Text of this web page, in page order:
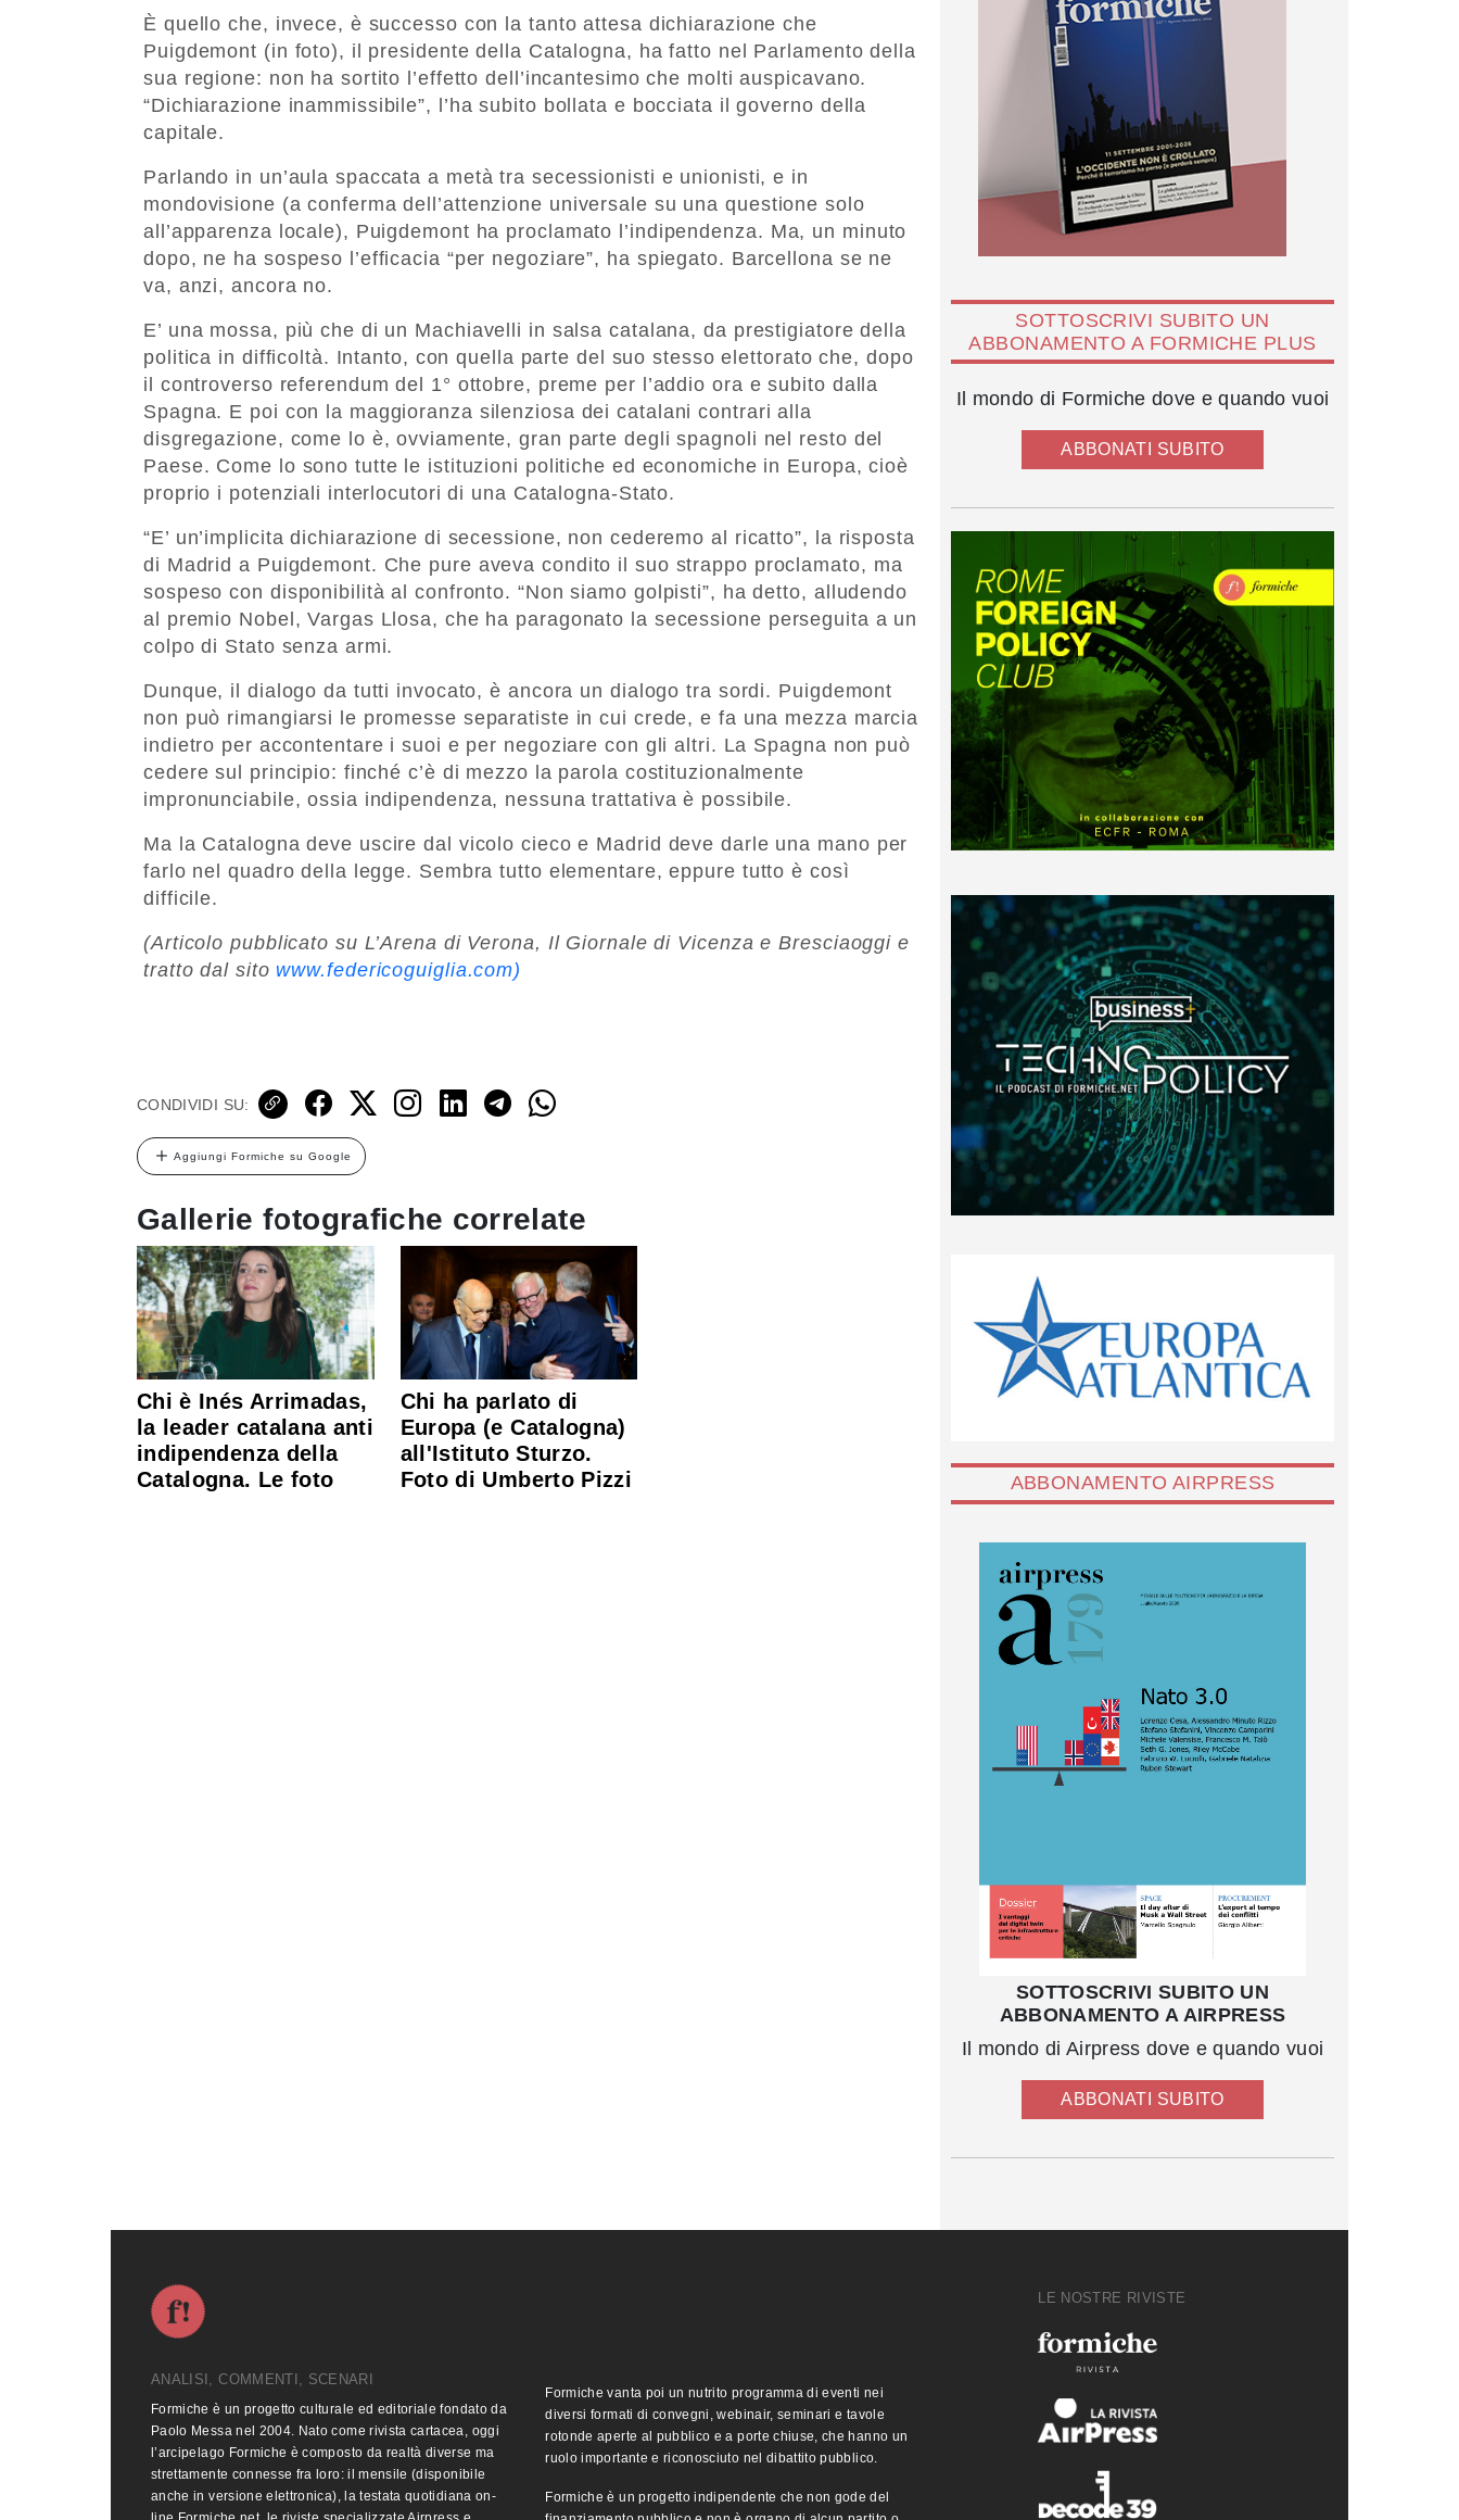
È quello che, invece, è successo con la tanto attesa dichiarazione che
Puigdemont (in foto), il presidente della Catalogna, ha fatto nel Parlamento della
sua regione: non ha sortito l’effetto dell’incantesimo che molti auspicavano.
“Dichiarazione inammissibile”, l’ha subito bollata e bocciata il governo della
capitale.
Parlando in un’aula spaccata a metà tra secessionisti e unionisti, e in
mondovisione (a conferma dell’attenzione universale su una questione solo
all’apparenza locale), Puigdemont ha proclamato l’indipendenza. Ma, un minuto
dopo, ne ha sospeso l’efficacia “per negoziare”, ha spiegato. Barcellona se ne
va, anzi, ancora no.
E’ una mossa, più che di un Machiavelli in salsa catalana, da prestigiatore della
politica in difficoltà. Intanto, con quella parte del suo stesso elettorato che, dopo
il controverso referendum del 1° ottobre, preme per l’addio ora e subito dalla
Spagna. E poi con la maggioranza silenziosa dei catalani contrari alla
disgregazione, come lo è, ovviamente, gran parte degli spagnoli nel resto del
Paese. Come lo sono tutte le istituzioni politiche ed economiche in Europa, cioè
proprio i potenziali interlocutori di una Catalogna-Stato.
“E’ un’implicita dichiarazione di secessione, non cederemo al ricatto”, la risposta
di Madrid a Puigdemont. Che pure aveva condito il suo strappo proclamato, ma
sospeso con disponibilità al confronto. “Non siamo golpisti”, ha detto, alludendo
al premio Nobel, Vargas Llosa, che ha paragonato la secessione perseguita a un
colpo di Stato senza armi.
Dunque, il dialogo da tutti invocato, è ancora un dialogo tra sordi. Puigdemont
non può rimangiarsi le promesse separatiste in cui crede, e fa una mezza marcia
indietro per accontentare i suoi e per negoziare con gli altri. La Spagna non può
cedere sul principio: finché c’è di mezzo la parola costituzionalmente
impronunciabile, ossia indipendenza, nessuna trattativa è possibile.
Ma la Catalogna deve uscire dal vicolo cieco e Madrid deve darle una mano per
farlo nel quadro della legge. Sembra tutto elementare, eppure tutto è così
difficile.
(Articolo pubblicato su L’Arena di Verona, Il Giornale di Vicenza e Bresciaoggi e
tratto dal sito www.federicoguiglia.com)
CONDIVIDI SU:
Aggiungi Formiche su Google
Gallerie fotografiche correlate
Chi è Inés Arrimadas,
la leader catalana anti
indipendenza della
Catalogna. Le foto
Chi ha parlato di
Europa (e Catalogna)
all'Istituto Sturzo.
Foto di Umberto Pizzi
SOTTOSCRIVI SUBITO UN
ABBONAMENTO A FORMICHE PLUS
Il mondo di Formiche dove e quando vuoi
ABBONATI SUBITO
ABBONAMENTO AIRPRESS
SOTTOSCRIVI SUBITO UN
ABBONAMENTO A AIRPRESS
Il mondo di Airpress dove e quando vuoi
ABBONATI SUBITO
ANALISI, COMMENTI, SCENARI
Formiche è un progetto culturale ed editoriale fondato da
Paolo Messa nel 2004. Nato come rivista cartacea, oggi
l’arcipelago Formiche è composto da realtà diverse ma
strettamente connesse fra loro: il mensile (disponibile
anche in versione elettronica), la testata quotidiana on-
Formiche vanta poi un nutrito programma di eventi nei
diversi formati di convegni, webinair, seminari e tavole
rotonde aperte al pubblico e a porte chiuse, che hanno un
ruolo importante e riconosciuto nel dibattito pubblico.
Formiche è un progetto indipendente che non gode del
LE NOSTRE RIVISTE